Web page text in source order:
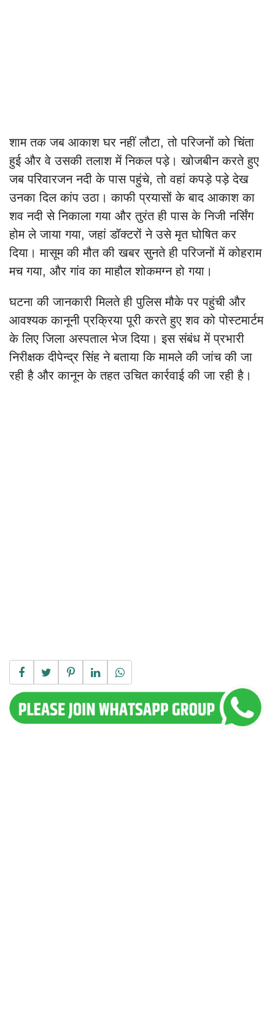
शाम तक जब आकाश घर नहीं लौटा, तो परिजनों को चिंता
हुई और वे उसकी तलाश में निकल पड़े। खोजबीन करते हुए
जब परिवारजन नदी के पास पहुंचे, तो वहां कपड़े पड़े देख
उनका दिल कांप उठा। काफी प्रयासों के बाद आकाश का
शव नदी से निकाला गया और तुरंत ही पास के निजी नर्सिंग
होम ले जाया गया, जहां डॉक्टरों ने उसे मृत घोषित कर
दिया। मासूम की मौत की खबर सुनते ही परिजनों में कोहराम
मच गया, और गांव का माहौल शोकमग्न हो गया।
घटना की जानकारी मिलते ही पुलिस मौके पर पहुंची और
आवश्यक कानूनी प्रक्रिया पूरी करते हुए शव को पोस्टमार्टम
के लिए जिला अस्पताल भेज दिया। इस संबंध में प्रभारी
निरीक्षक दीपेन्द्र सिंह ने बताया कि मामले की जांच की जा
रही है और कानून के तहत उचित कार्रवाई की जा रही है।